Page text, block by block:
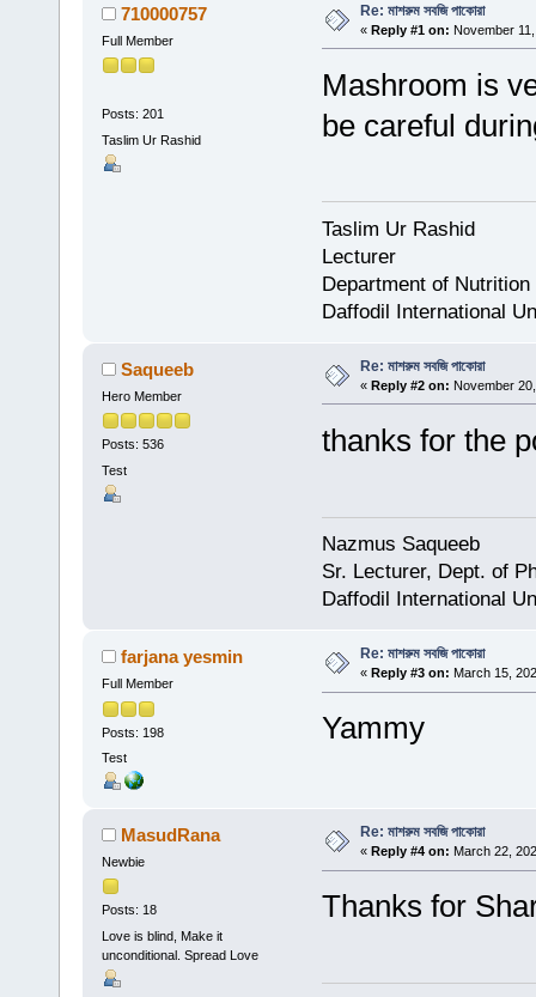
710000757
Full Member
Posts: 201
Taslim Ur Rashid
Re: মাশরুম সবজি পাকোরা
« Reply #1 on: November
Mashroom is
be careful
Taslim Ur Rashid
Lecturer
Department of
Daffodil International
Saqueeb
Hero Member
Posts: 536
Test
Re: মাশরুম সবজি পাকোরা
« Reply #2 on: November
thanks for the
Nazmus Saqueeb
Sr. Lecturer, Dept. of
Daffodil International
farjana yesmin
Full Member
Posts: 198
Test
Re: মাশরুম সবজি পাকোরা
« Reply #3 on: March 15,
Yammy
MasudRana
Newbie
Posts: 18
Love is blind, Make it
unconditional. Spread Love
Re: মাশরুম সবজি পাকোরা
« Reply #4 on: March 22,
Thanks for